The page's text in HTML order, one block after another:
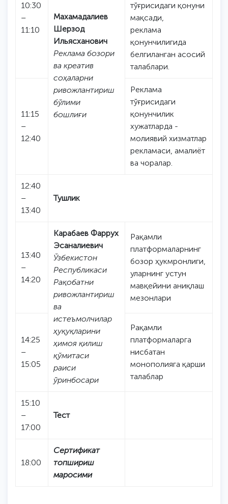
10:30
–
11:10
Махамадалиев
Шерзод
Ильясханович
Реклама бозори
ва креатив
соҳаларни
ривожлантириш
бўлими
бошлиғи
тўғрисидаги қонуни
мақсади,
реклама
қонунчилигида
белгиланган асосий
талаблари.
11:15
–
12:40
Реклама
тўғрисидаги
қонунчилик
хужатларда -
молиявий хизматлар
рекламаси, амалиёт
ва чоралар.
12:40
–
13:40
Тушлик
13:40
–
14:20
Карабаев Фаррух
Эсаналиевич
Ўзбекистон
Республикаси
Рақобатни
ривожлантириш
ва
истеъмолчилар
ҳуқуқларини
ҳимоя қилиш
қўмитаси
раиси
ўринбосари
Рақамли
платформаларнинг
бозор ҳукмронлиги,
уларнинг устун
мавқейини аниқлаш
мезонлари
14:25
–
15:05
Рақамли
платформаларга
нисбатан
монополияга қарши
талаблар
15:10
–
17:00
Тест
18:00
Сертификат
топшириш
маросими